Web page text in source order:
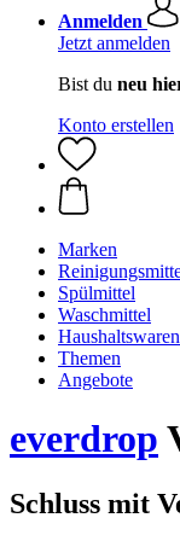
Anmelden
Jetzt anmelden
Bist du neu
Konto erstellen
Marken
Spülmittel
Waschmittel
Themen
Angebote
everdrop
Schluss mit